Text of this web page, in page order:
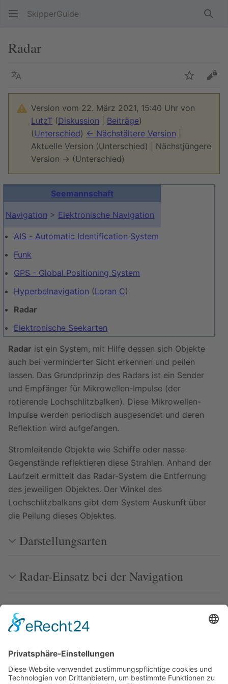
SkipperGuide
Radar
Sprache
Version vom 22. März 2021, 15:40 Uhr von
LutzT (Diskussion Beiträge)
(Unterschied) ← Nächstältere Version
Aktuelle Version (Unterschied) | Nächstjüngere
Version → (Unterschied)
Seemannschaft
Navigation > Elektronische Navigation
AIS - Automatic Identification System
Funk
GPS - Global Positioning System
Hyperbelnavigation (Loran C)
Radar
Elektronische Seekarten
Radar ist ein System, mit Hilfe dessen sich Objekte
auch bei verminderter Sicht erkennen und peilen
lassen. Das Grundprinzip des Radars ist ein Sender
und Empfänger für Mikrowellen-Impulse (der
rotierende Lochschlitzbalken). Diese Mikrowellen-
Impulse werden periodisch ausgesendet und deren
Reflektion wird aufgefangen.
Stromleitende Objekte wie Schiffe oder nasse
Gegenstände reflektieren diese Strahlen. Anhand der
Laufzeit ermittelt das Radar-System die Entfernung
des jeweiligen Objektes. Der Winkel des
Lochschlitzbalkens gibt dem System Auskunft über
die Peilung dieses Objektes.
Darstellungsarten
Radar-Einsatz bei der Navigation
Radargerätes
Fehlerquellen bei Radareinsatz und